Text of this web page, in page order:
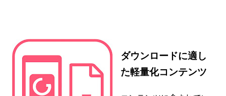
ダウンロードに適し
た軽量化コンテンツ